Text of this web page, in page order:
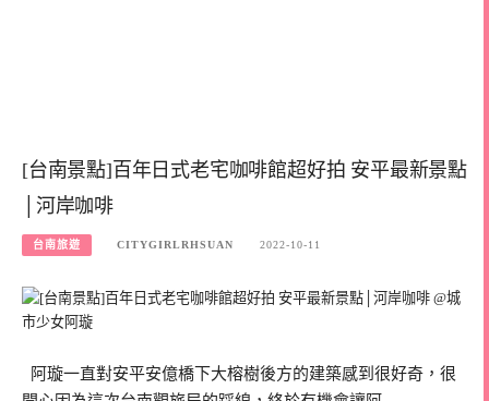
[台南景點]百年日式老宅咖啡館超好拍 安平最新景點
│河岸咖啡
台南旅遊 CITYGIRLRHSUAN 2022-10-11
阿璇一直對安平安億橋下大榕樹後方的建築感到很好奇，很